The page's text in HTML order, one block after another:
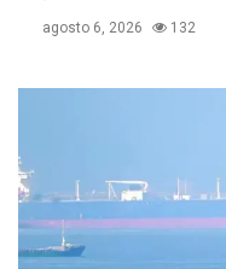
agosto 6, 2026 132